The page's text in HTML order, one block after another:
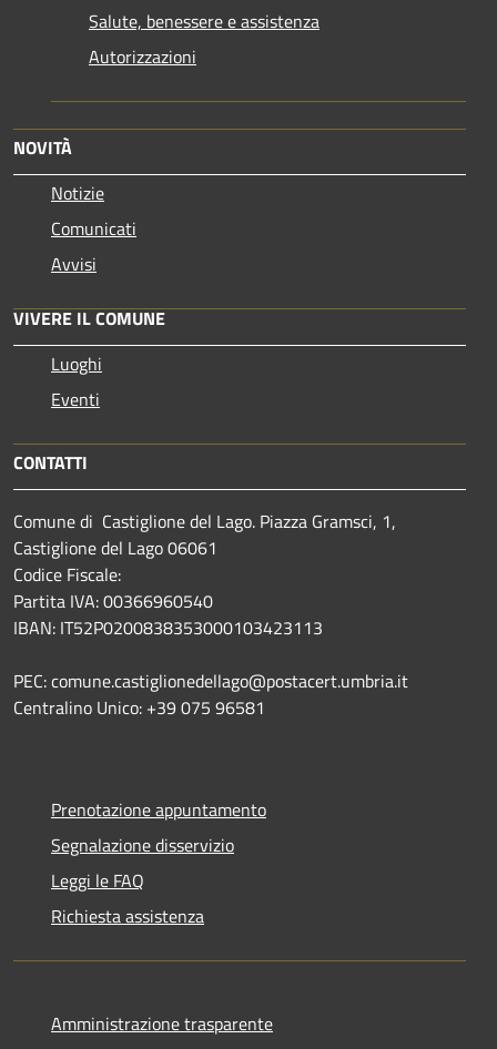
Salute, benessere e assistenza
Autorizzazioni
NOVITÀ
Notizie
Comunicati
Avvisi
VIVERE IL COMUNE
Luoghi
Eventi
CONTATTI
Comune di Castiglione del Lago. Piazza Gramsci, 1,
Castiglione del Lago 06061
Codice Fiscale:
Partita IVA: 00366960540
IBAN: IT52P0200838353000103423113
PEC: comune.castiglionedellago@postacert.umbria.it
Centralino Unico: +39 075 96581
Prenotazione appuntamento
Segnalazione disservizio
Leggi le FAQ
Richiesta assistenza
Amministrazione trasparente